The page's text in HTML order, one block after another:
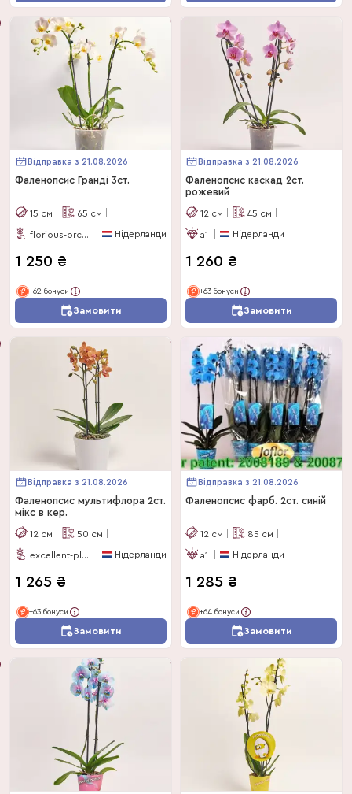
Відправка з 21.08.2026
Фаленопсис Гранді 3ст.
15 см 65 см
florious-orchids Нідерланди
1 250 ₴
+62 бонуси
Замовити
Відправка з 21.08.2026
Фаленопсис каскад 2ст.
рожевий
12 см 45 см
a1 Нідерланди
1 260 ₴
+63 бонуси
Замовити
Відправка з 21.08.2026
Фаленопсис мультифлора 2ст.
мікс в кер.
12 см 50 см
excellent-plus Нідерланди
1 265 ₴
+63 бонуси
Замовити
Відправка з 21.08.2026
Фаленопсис фарб. 2ст. синій
12 см 85 см
a1 Нідерланди
1 285 ₴
+64 бонуси
Замовити